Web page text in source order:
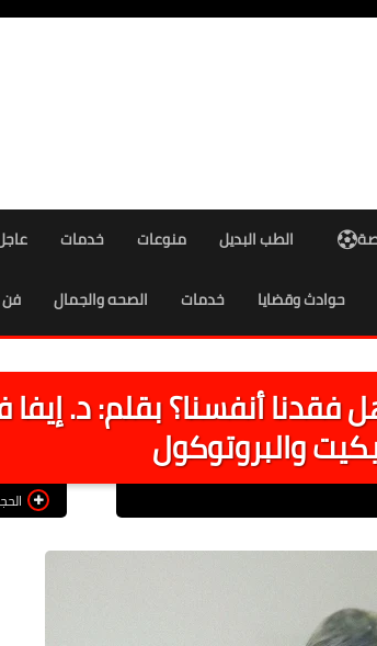
الطب البديل منوعات خدمات
حوادث وقضايا خدمات الصحه والجمال
فقدنا أنفسنا؟ بقلم: د.
والبروتوكول